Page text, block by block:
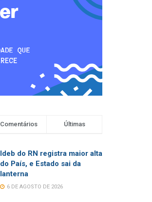
Comentários Últimas
Ideb do RN registra maior alta
do País, e Estado sai da
lanterna
6 DE AGOSTO DE 2026